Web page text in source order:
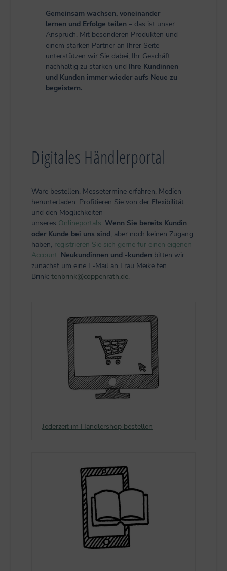
Gemeinsam wachsen, voneinander
lernen und Erfolge teilen – das ist unser
Anspruch. Mit besonderen Produkten und
einem starken Partner an Ihrer Seite
unterstützen wir Sie dabei, Ihr Geschäft
nachhaltig zu stärken und Ihre Kundinnen
und Kunden immer wieder aufs Neue zu
begeistern.
Digitales Händlerportal
Ware bestellen, Messetermine erfahren, Medien
herunterladen: Profitieren Sie von der Flexibilität
und den Möglichkeiten
unseres Onlineportals.Wenn Sie bereits Kundin
oder Kunde bei uns sind, aber noch keinen Zugang
haben, registrieren Sie sich gerne für einen eigenen
Account. Neukundinnen und -kunden bitten wir
zunächst um eine E-Mail an Frau Meike ten
Brink: tenbrink@coppenrath.de.
Jederzeit im Händlershop bestellen